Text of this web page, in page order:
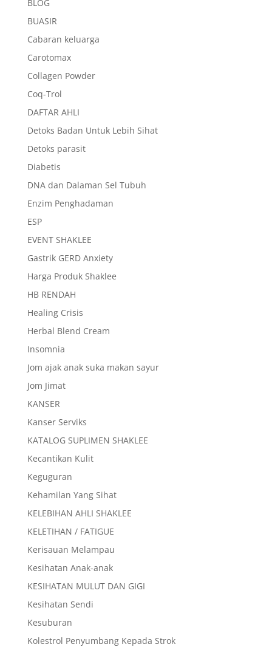
BLOG
BUASIR
Cabaran keluarga
Carotomax
Collagen Powder
Coq-Trol
DAFTAR AHLI
Detoks Badan Untuk Lebih Sihat
Detoks parasit
Diabetis
DNA dan Dalaman Sel Tubuh
Enzim Penghadaman
ESP
EVENT SHAKLEE
Gastrik GERD Anxiety
Harga Produk Shaklee
HB RENDAH
Healing Crisis
Herbal Blend Cream
Insomnia
Jom ajak anak suka makan sayur
Jom Jimat
KANSER
Kanser Serviks
KATALOG SUPLIMEN SHAKLEE
Kecantikan Kulit
Keguguran
Kehamilan Yang Sihat
KELEBIHAN AHLI SHAKLEE
KELETIHAN / FATIGUE
Kerisauan Melampau
Kesihatan Anak-anak
KESIHATAN MULUT DAN GIGI
Kesihatan Sendi
Kesuburan
Kolestrol Penyumbang Kepada Strok